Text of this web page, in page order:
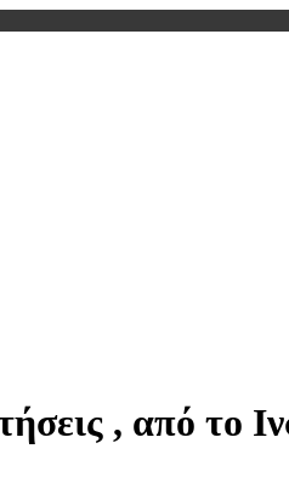
, από το